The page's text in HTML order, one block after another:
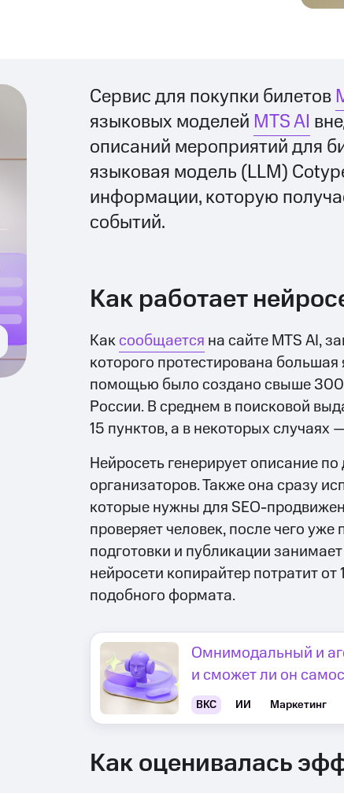
Сервис для покупки билетов
языковых моделей MTS AI
описаний мероприятий для
языковая модель (LLM)
информации, которую
событий.
Как работает
Каксообщается на сайте MTS AI,
которого протестирована
помощью было создано свыше
России. В среднем в поисковой
15 пунктов, а в некоторых случаях
Нейросеть генерирует описание
организаторов. Также она сразу
которые нужны для SEO-
проверяет человек, после чего уже
подготовки и публикации
нейросети копирайтер потратит
подобного формата.
Омнимодальный и
и сможет ли он
ВКС ИИ Маркетинг
Как оценивалась